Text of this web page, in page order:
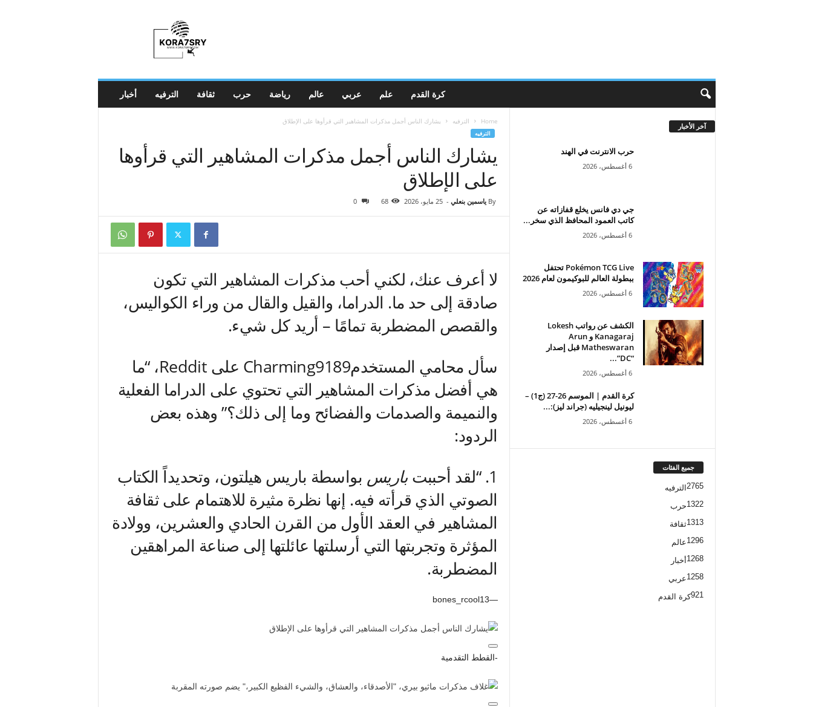
أخبار الترفيه ثقافة حرب رياضة عالم عربي علم كرة القدم
Home الترفيه يشارك الناس أجمل مذكرات المشاهير التي قرأوها على الإطلاق
الترفيه
يشارك الناس أجمل مذكرات المشاهير التي قرأوها
على الإطلاق
By ياسمين بنعلي - 25 مايو، 2026 68
0
لا أعرف عنك، لكني أحب مذكرات المشاهير التي تكون
صادقة إلى حد ما. الدراما، والقيل والقال من وراء الكواليس،
والقصص المضطربة تمامًا – أريد كل شيء.
سأل محامي المستخدمCharming9189 على Reddit، “ما
هي أفضل مذكرات المشاهير التي تحتوي على الدراما الفعلية
والنميمة والصدمات والفضائح وما إلى ذلك؟” وهذه بعض
الردود:
1. “لقد أحببت باريس بواسطة باريس هيلتون، وتحديداً الكتاب
الصوتي الذي قرأته فيه. إنها نظرة مثيرة للاهتمام على ثقافة
المشاهير في العقد الأول من القرن الحادي والعشرين، وولادة
المؤثرة وتجربتها التي أرسلتها عائلتها إلى صناعة المراهقين
المضطربة.
—bones_rcool13
-القطط التقدمية
آخر الأخبار
حرب الانترنت في الهند
6 أغسطس، 2026
جي دي فانس يخلع قفازاته عن
كاتب العمود المحافظ الذي سخر...
6 أغسطس، 2026
Pokémon TCG Live تحتفل
ببطولة العالم للبوكيمون لعام 2026
6 أغسطس، 2026
الكشف عن رواتب Lokesh
Kanagaraj و Arun
Matheswaran قبل إصدار
“DC”...
6 أغسطس، 2026
كرة القدم | الموسم 26-27 (ج1) –
ليونيل لينجيليه (جراند ليز):...
6 أغسطس، 2026
جميع الفئات
الترفيه 2765
حرب1322
ثقافة1313
عالم1296
أخبار 1268
عربي1258
كرة القدم921